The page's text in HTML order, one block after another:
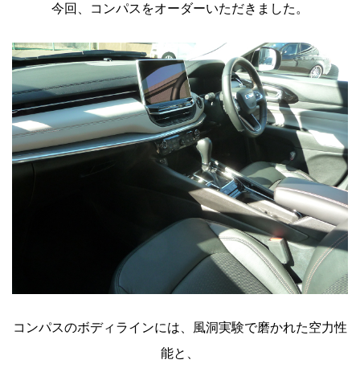
今回、コンパスをオーダーいただきました。
コンパスのボディラインには、風洞実験で磨かれた空力性
能と、